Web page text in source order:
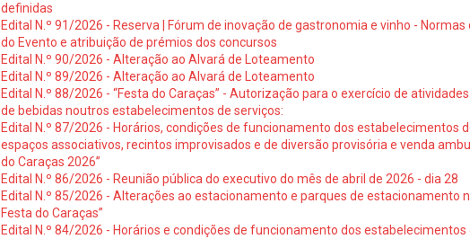
definidas
Edital N.º 91/2026 - Reserva | Fórum de inovação de gastronomia e vinho -
do Evento e atribuição de prémios dos concursos
Edital N.º 90/2026 - Alteração ao Alvará de Loteamento
Edital N.º 89/2026 - Alteração ao Alvará de Loteamento
Edital N.º 88/2026 - “Festa do Caraças” - Autorização para o exercício de
de bebidas noutros estabelecimentos de serviços:
Edital N.º 87/2026 - Horários, condições de funcionamento dos estabelecimentos
espaços associativos, recintos improvisados e de diversão provisória e venda
do Caraças 2026”
Edital N.º 86/2026 - Reunião pública do executivo do mês de abril de 2026 - dia 28
Edital N.º 85/2026 - Alterações ao estacionamento e parques de estacionamento
Festa do Caraças”
Edital N.º 84/2026 - Horários e condições de funcionamento dos estabelecimentos